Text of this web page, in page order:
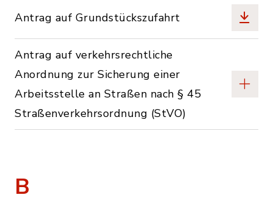
Antrag auf Grundstückszufahrt
Antrag auf verkehrsrechtliche
Anordnung zur Sicherung einer
Arbeitsstelle an Straßen nach § 45
Straßenverkehrsordnung (StVO)
B